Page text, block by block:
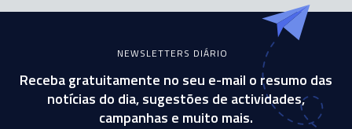
NEWSLETTERS DIÁRIO
Receba gratuitamente no seu e-mail o resumo das
notícias do dia, sugestões de actividades,
campanhas e muito mais.